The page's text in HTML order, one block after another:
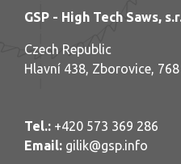
GSP - High Tech Saws,
Czech Republic
Hlavní 438, Zborovice,
Tel.: +420 573 369 286
Email: gilik@gsp.info